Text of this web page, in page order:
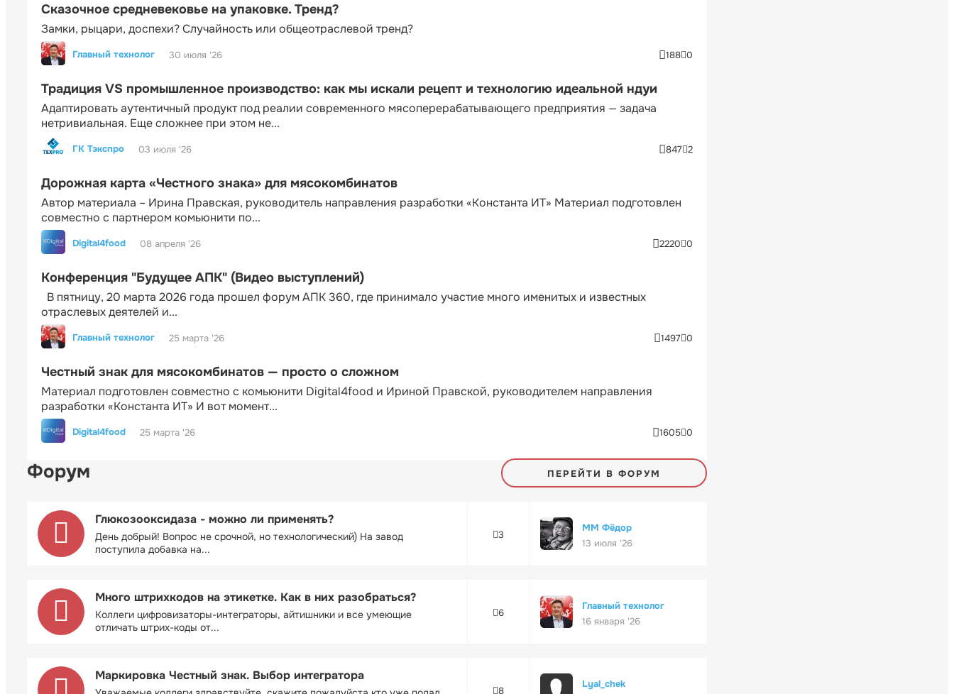
Сказочное средневековье на упаковке. Тренд?
Замки, рыцари, доспехи? Случайность или общеотраслевой тренд?
Главный технолог 30 июля '26 188 0
Традиция VS промышленное производство: как мы искали рецепт и технологию идеальной ндуи
Адаптировать аутентичный продукт под реалии современного мясоперерабатывающего предприятия — задача
нетривиальная. Еще сложнее при этом не...
ГК Тэкспро 03 июля '26 847 2
Дорожная карта «Честного знака» для мясокомбинатов
Автор материала – Ирина Правская, руководитель направления разработки «Константа ИТ» Материал подготовлен
совместно с партнером комьюнити по...
Digital4food 08 апреля '26 2220 0
Конференция "Будущее АПК" (Видео выступлений)
В пятницу, 20 марта 2026 года прошел форум АПК 360, где принимало участие много именитых и известных
отраслевых деятелей и...
Главный технолог 25 марта '26 1497 0
Честный знак для мясокомбинатов — просто о сложном
Материал подготовлен совместно с комьюнити Digital4food и Ириной Правской, руководителем направления
разработки «Константа ИТ» И вот момент...
Digital4food 25 марта '26 1605 0
Форум ПЕРЕЙТИ В ФОРУМ
Глюкозооксидаза - можно ли применять?
День добрый! Вопрос не срочной, но технологический) На завод
поступила добавка на...
3
ММ Фёдор
13 июля '26
Много штрихкодов на этикетке. Как в них разобраться?
Коллеги цифровизаторы-интеграторы, айтишники и все умеющие
отличать штрих-коды от...
6
Главный технолог
16 января '26
Маркировка Честный знак. Выбор интегратора
8
Lyal_chek